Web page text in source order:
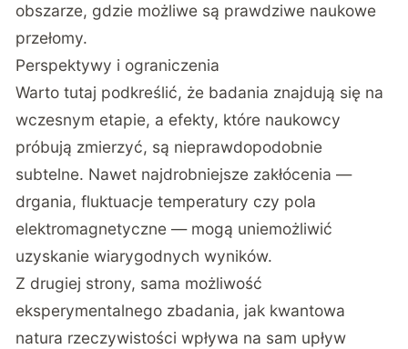
obszarze, gdzie możliwe są prawdziwe naukowe
przełomy.
Perspektywy i ograniczenia
Warto tutaj podkreślić, że badania znajdują się na
wczesnym etapie, a efekty, które naukowcy
próbują zmierzyć, są nieprawdopodobnie
subtelne. Nawet najdrobniejsze zakłócenia —
drgania, fluktuacje temperatury czy pola
elektromagnetyczne — mogą uniemożliwić
uzyskanie wiarygodnych wyników.
Z drugiej strony, sama możliwość
eksperymentalnego zbadania, jak kwantowa
natura rzeczywistości wpływa na sam upływ